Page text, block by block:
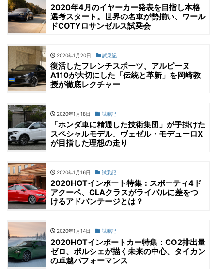
2020年4月のイヤーカー発表を目指し本格
選考スタート。世界の名車が勢揃い、ワール
ドCOTYロサンゼルス試乗会
2020年1月20日 試乗記
復活したフレンチスポーツ、アルピーヌ
A110が大切にした「伝統と革新」を岡崎教
授が徹底レクチャー
2020年1月18日 試乗記
「ホンダ車に精通した技術集団」が手掛けた
スペシャルモデル、ヴェゼル・モデューロX
が目指した理想の走り
2020年1月16日 試乗記
2020HOTインポート特集：スポーティ4ド
アクーペ、CLAクラスがライバルに差をつ
けるアドバンテージとは？
2020年1月14日 試乗記
2020HOTインポートカー特集：CO2排出量
ゼロ、ポルシェが描く未来の中心、タイカン
の卓越パフォーマンス